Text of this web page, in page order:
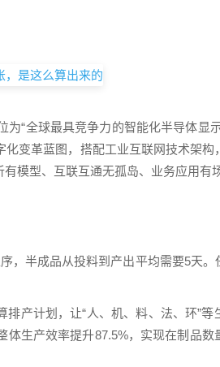
“全球最具竞争力的智能化半导体显
变革蓝图，搭配工业互联网技术架构
模型、互联互通无孤岛、业务应用有
，半成品从投料到产出平均需要5天
产计划，让“人、机、料、法、环”等
生产效率提升87.5%，实现在制品数